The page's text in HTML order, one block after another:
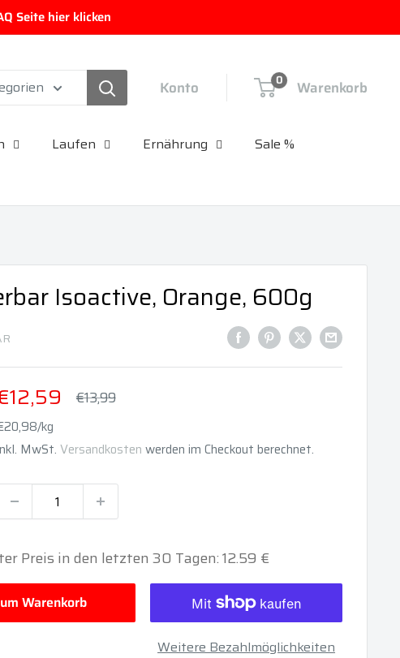
Seite hier klicken
Konto 0 Warenkorb
Laufen Ernährung
Sale %
Isoactive, Orange, 600g
Normalpreis
€13,99
kg
MwSt.Versandkosten werden im Checkout berechnet.
Preis in den letzten 30 Tagen: 12.59 €
Warenkorb
Weitere Bezahlmöglichkeiten